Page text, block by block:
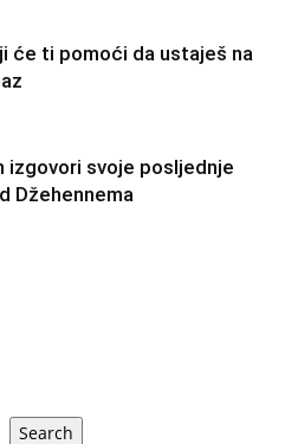
će ti pomoći da ustaješ na
izgovori svoje posljednje
Džehennema
Search